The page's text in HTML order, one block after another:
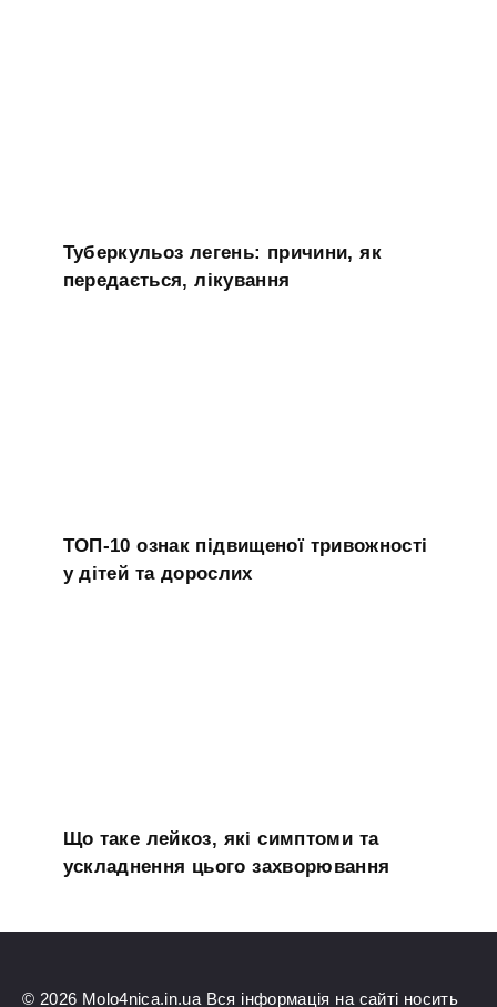
Туберкульоз легень: причини, як
передається, лікування
ТОП-10 ознак підвищеної тривожності
у дітей та дорослих
Що таке лейкоз, які симптоми та
ускладнення цього захворювання
© 2026 Molo4nica.in.ua Вся інформація на сайті носить